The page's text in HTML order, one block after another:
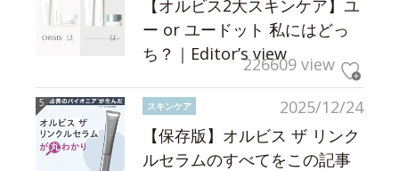
【オルビス2大スキンケア】ユ
ー or ユードット 私にはどっ
ち？｜Editor’s view226609 view
2025/12/24
スキンケア
【保存版】オルビス ザ リンク
ルセラムのすべてをこの記事